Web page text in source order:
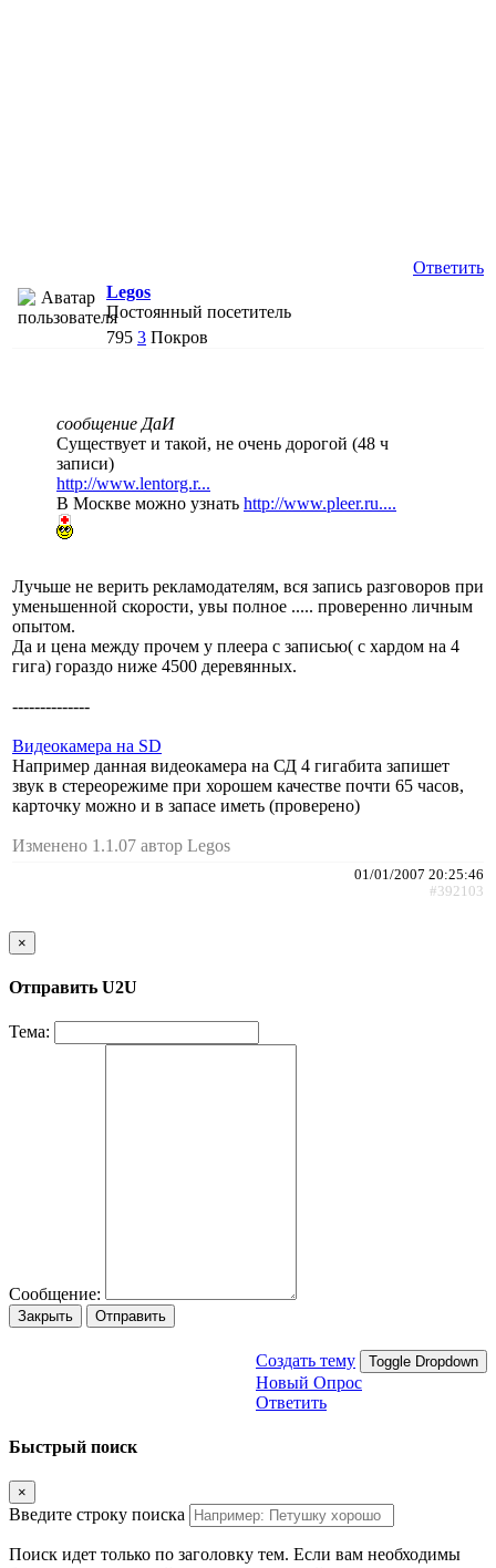
Ответить
Legos
Постоянный посетитель
795 3 Покров
сообщение ДаИ
Существует и такой, не очень дорогой (48 ч
записи)
http://www.lentorg.r...
В Москве можно узнать http://www.pleer.ru....
Лучьше не верить рекламодателям, вся запись разговоров при
уменьшенной скорости, увы полное ..... проверенно личным
опытом.
Да и цена между прочем у плеера с записью( с хардом на 4
гига) гораздо ниже 4500 деревянных.
--------------
Видеокамера на SD
Например данная видеокамера на СД 4 гигабита запишет
звук в стереорежиме при хорошем качестве почти 65 часов,
карточку можно и в запасе иметь (проверено)
Изменено 1.1.07 автор Legos
01/01/2007 20:25:46
#392103
×
Отправить U2U
Тема:
Сообщение:
Закрыть Отправить
Создать тему Toggle Dropdown
Новый Опрос
Ответить
Быстрый поиск
×
Введите строку поиска
Поиск идет только по заголовку тем. Если вам необходимы